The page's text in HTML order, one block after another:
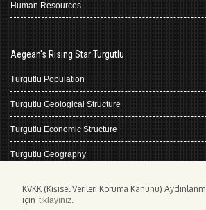
KVKK (Kişisel Verileri Koruma Kanunu)
için tıklayınız.
Human Resources
Aegean's Rising Star Turgutlu
Turgutlu Population
Turgutlu Geological Structure
Turgutlu Economic Structure
Turgutlu Geography
Climate Turgutlu